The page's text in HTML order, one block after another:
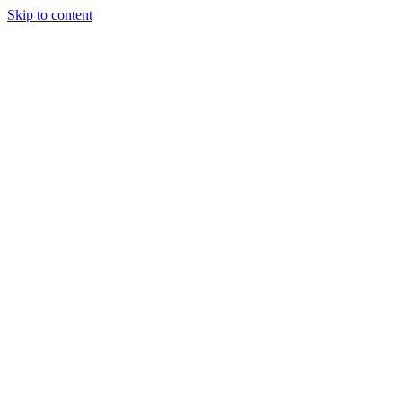
Skip to content